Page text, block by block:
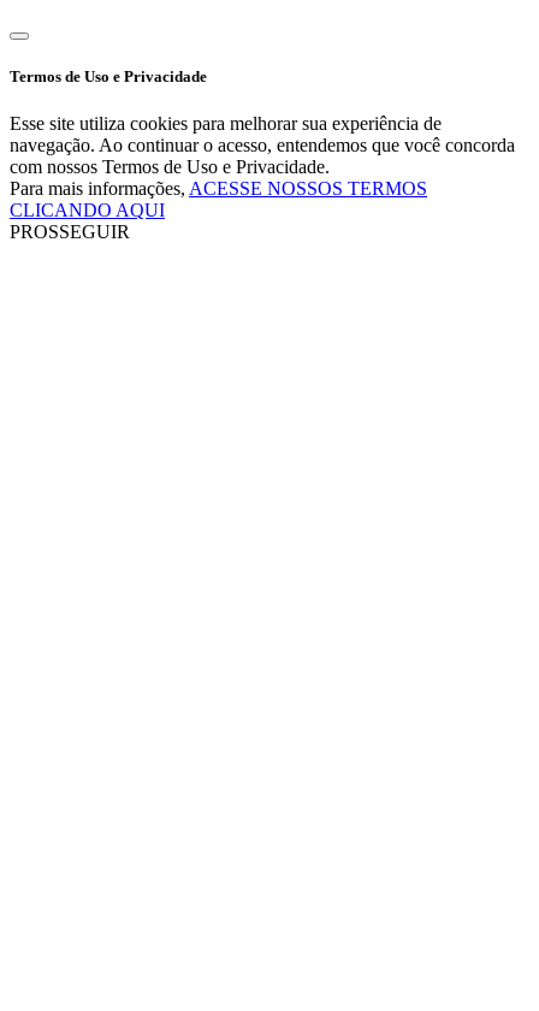
Termos de Uso e Privacidade
Esse site utiliza cookies para melhorar sua experiência de
navegação. Ao continuar o acesso, entendemos que você concorda
com nossos Termos de Uso e Privacidade.
Para mais informações, ACESSE NOSSOS TERMOS
CLICANDO AQUI
PROSSEGUIR